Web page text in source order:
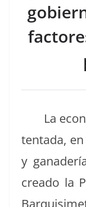
La
ten­ta­da,
y
crea­do la